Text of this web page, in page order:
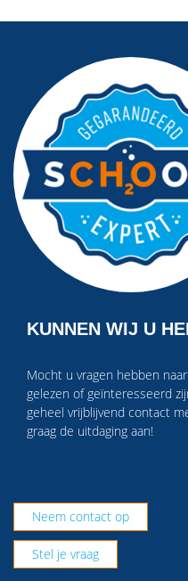
KUNNEN WIJ U
Mocht u vragen hebben
gelezen of geïnteresseerd
geheel vrijblijvend contact
graag de uitdaging aan!
Neem contact op
Stel je vraag